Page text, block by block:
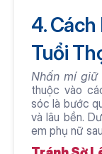
4. Cách
Tuổi
Nhấn mí giữ
thuộc vào
sóc là bước
và lâu bền.
em phụ nữ